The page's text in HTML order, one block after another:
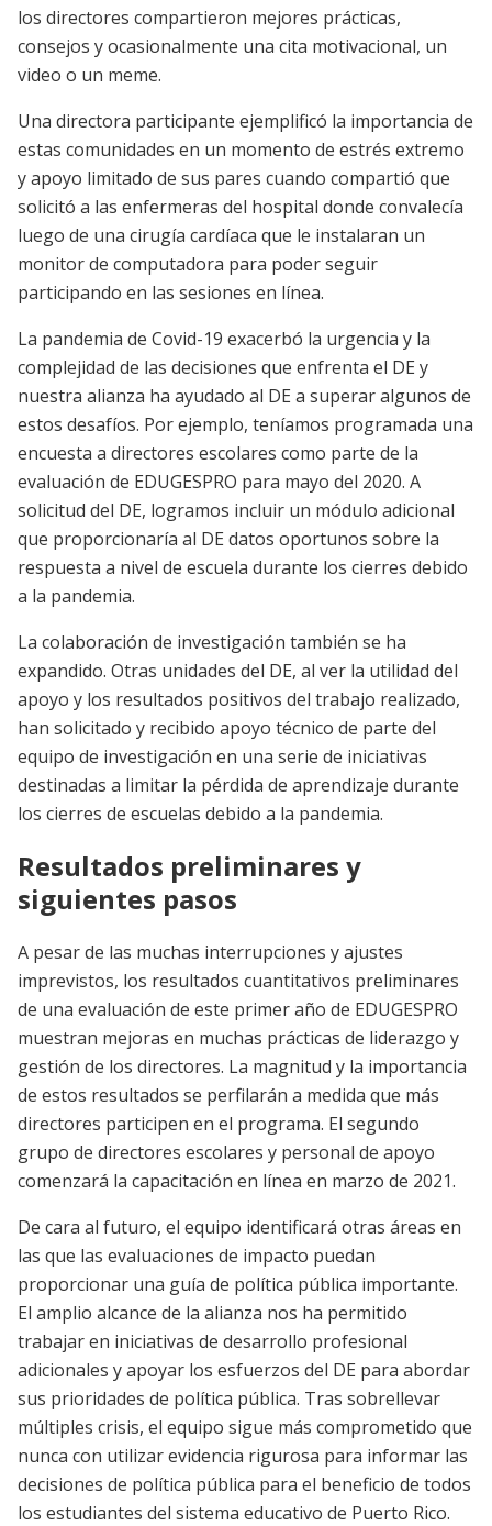
los directores compartieron mejores prácticas,
consejos y ocasionalmente una cita motivacional, un
video o un meme.
Una directora participante ejemplificó la importancia de
estas comunidades en un momento de estrés extremo
y apoyo limitado de sus pares cuando compartió que
solicitó a las enfermeras del hospital donde convalecía
luego de una cirugía cardíaca que le instalaran un
monitor de computadora para poder seguir
participando en las sesiones en línea.
La pandemia de Covid-19 exacerbó la urgencia y la
complejidad de las decisiones que enfrenta el DE y
nuestra alianza ha ayudado al DE a superar algunos de
estos desafíos. Por ejemplo, teníamos programada una
encuesta a directores escolares como parte de la
evaluación de EDUGESPRO para mayo del 2020. A
solicitud del DE, logramos incluir un módulo adicional
que proporcionaría al DE datos oportunos sobre la
respuesta a nivel de escuela durante los cierres debido
a la pandemia.
La colaboración de investigación también se ha
expandido. Otras unidades del DE, al ver la utilidad del
apoyo y los resultados positivos del trabajo realizado,
han solicitado y recibido apoyo técnico de parte del
equipo de investigación en una serie de iniciativas
destinadas a limitar la pérdida de aprendizaje durante
los cierres de escuelas debido a la pandemia.
Resultados preliminares y
siguientes pasos
A pesar de las muchas interrupciones y ajustes
imprevistos, los resultados cuantitativos preliminares
de una evaluación de este primer año de EDUGESPRO
muestran mejoras en muchas prácticas de liderazgo y
gestión de los directores. La magnitud y la importancia
de estos resultados se perfilarán a medida que más
directores participen en el programa. El segundo
grupo de directores escolares y personal de apoyo
comenzará la capacitación en línea en marzo de 2021.
De cara al futuro, el equipo identificará otras áreas en
las que las evaluaciones de impacto puedan
proporcionar una guía de política pública importante.
El amplio alcance de la alianza nos ha permitido
trabajar en iniciativas de desarrollo profesional
adicionales y apoyar los esfuerzos del DE para abordar
sus prioridades de política pública. Tras sobrellevar
múltiples crisis, el equipo sigue más comprometido que
nunca con utilizar evidencia rigurosa para informar las
decisiones de política pública para el beneficio de todos
los estudiantes del sistema educativo de Puerto Rico.